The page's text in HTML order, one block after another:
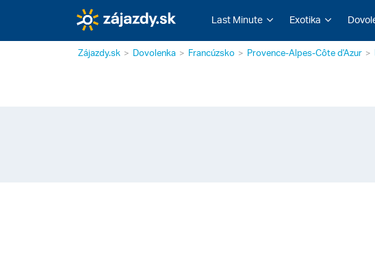
Last Minute Exotika
Zájazdy.sk Dovolenka Francúzsko Provence-Alpes-Côte d'Azur